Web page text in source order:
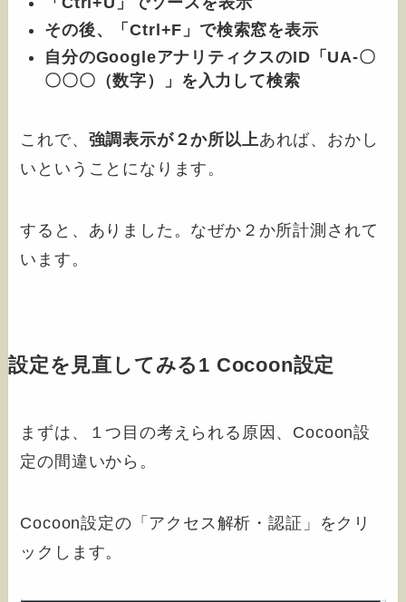
その後、「Ctrl+F」で検索窓を表示
自分のGoogleアナリティクスのID「UA-〇
〇〇〇（数字）」を入力して検索
これで、 強調表示が２か所以上あれば、おかし
いということになります。
すると、ありました。なぜか２か所計測されて
います。
設定を見直してみる1 Cocoon設定
まずは、１つ目の考えられる原因、Cocoon設
定の間違いから。
Cocoon設定の「アクセス解析・認証」をクリ
ックします。